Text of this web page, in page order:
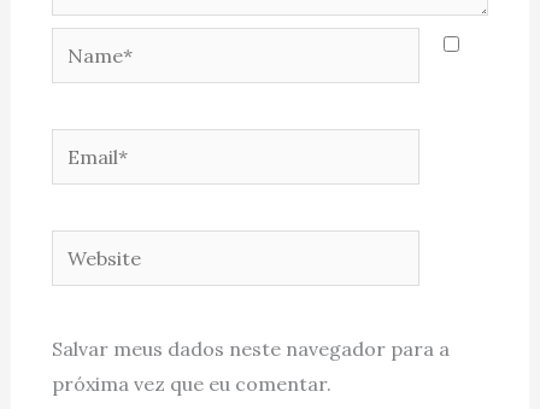
Name*
Email*
Website
Salvar meus dados neste navegador para a
próxima vez que eu comentar.